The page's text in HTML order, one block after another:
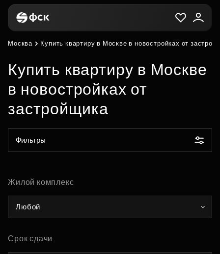
Москва Купить квартиру в Москве в новостройках от
Купить квартиру в Москве
в новостройках от
застройщика
Фильтры
Жилой комплекс
Любой
Срок сдачи